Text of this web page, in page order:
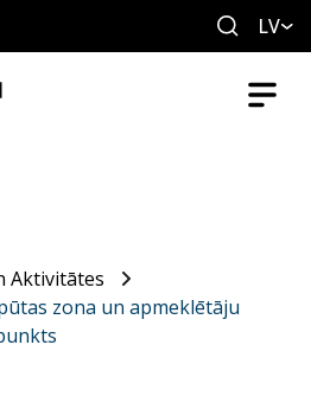
LV
Aktivitātes
zona un apmeklētāju